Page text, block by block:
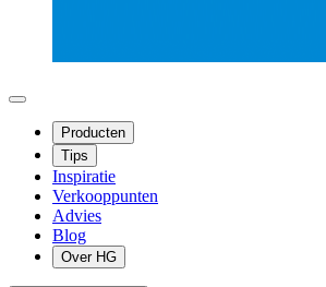
Producten
Tips
Inspiratie
Verkooppunten
Advies
Blog
Over HG